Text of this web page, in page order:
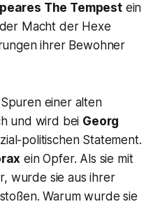
The Tempestein
Macht der Hexe
ihrer Bewohner
einer alten
und wird bei Georg
politischen Statement.
ein Opfer. Als sie mit
wurde sie aus ihrer
Warum wurde sie